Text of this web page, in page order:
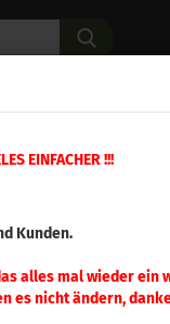
EINFACHER !!!
Kunden.
alles mal wieder ein
es nicht ändern,
Presse